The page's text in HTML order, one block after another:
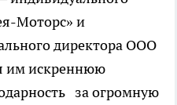
Моторс» и
директора ООО
им искреннюю
за огромную